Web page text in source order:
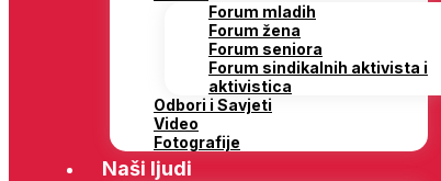
Forum mladih
Forum žena
Forum seniora
Forum sindikalnih aktivista i
aktivistica
Odbori i Savjeti
Video
Fotografije
Naši ljudi